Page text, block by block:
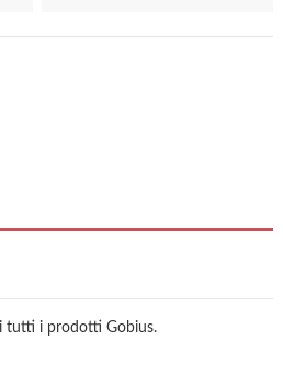
tutti i prodotti Gobius.